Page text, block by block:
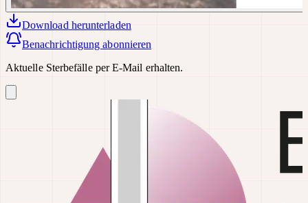
Download herunterladen
Benachrichtigung abonnieren
Aktuelle Sterbefälle per E-Mail erhalten.